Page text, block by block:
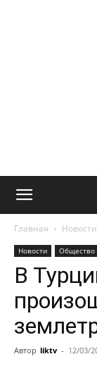
Главная Новости
Новости Общество
В
Автор liktv - 12/03/